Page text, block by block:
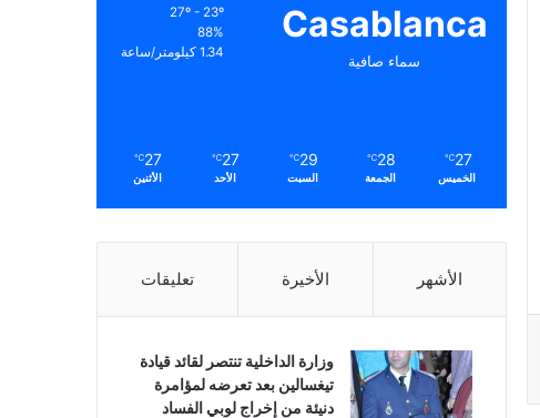
Casablanca
سماء صافية
27º - 23º
88%
1.34 كيلومتر/ساعة
27
℃
الخميس
28
℃
الجمعة
29
℃
السبت
27
℃
الأحد
27
℃
الأثنين
الأشهر الأخيرة تعليقات
وزارة الداخلية تنتصر لقائد قيادة
تيغسالين بعد تعرضه لمؤامرة
دنيئة من إخراج لوبي الفساد